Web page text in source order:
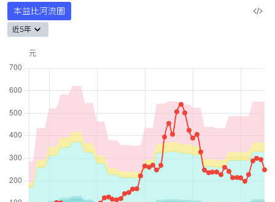
本益比河流圖
近5年